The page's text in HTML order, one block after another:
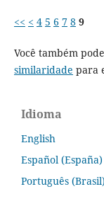
<< < 4 5 6 7 8 9
Você também pode
similaridade para
Idioma
English
Español (España)
Português (Brasil)